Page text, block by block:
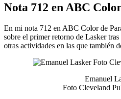
Nota 712 en ABC
En mi nota 712 en ABC Color de
sobre el primer retorno de Lasker
otras actividades en las que también
Emanuel
Foto Cleveland